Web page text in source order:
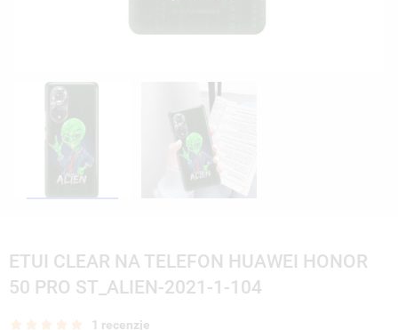
ETUI CLEAR NA TELEFON HUAWEI HONOR
50 PRO ST_ALIEN-2021-1-104
1 recenzje